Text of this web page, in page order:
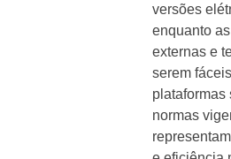
versões
enquanto
externas e
serem
plataformas
normas